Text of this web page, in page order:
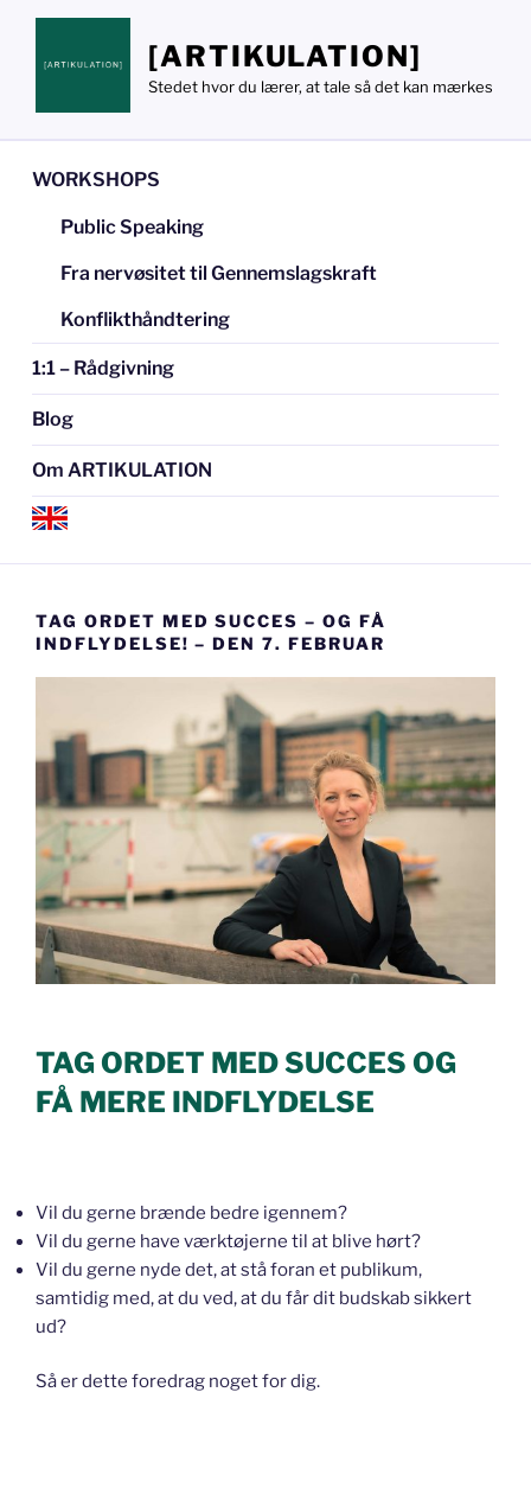
Videre
indhold
[ARTIKULATION]
Stedet hvor du lærer, at tale så det kan mærkes
WORKSHOPS
Public Speaking
Fra nervøsitet til Gennemslagskraft
Konflikthåndtering
1:1 – Rådgivning
Blog
Om ARTIKULATION
TAG ORDET MED SUCCES – OG FÅ
INDFLYDELSE! – DEN 7. FEBRUAR
TAG ORDET MED SUCCES OG
FÅ MERE INDFLYDELSE
Vil du gerne brænde bedre igennem?
Vil du gerne have værktøjerne til at blive hørt?
Vil du gerne nyde det, at stå foran et publikum,
samtidig med, at du ved, at du får dit budskab sikkert
ud?
Så er dette foredrag noget for dig.